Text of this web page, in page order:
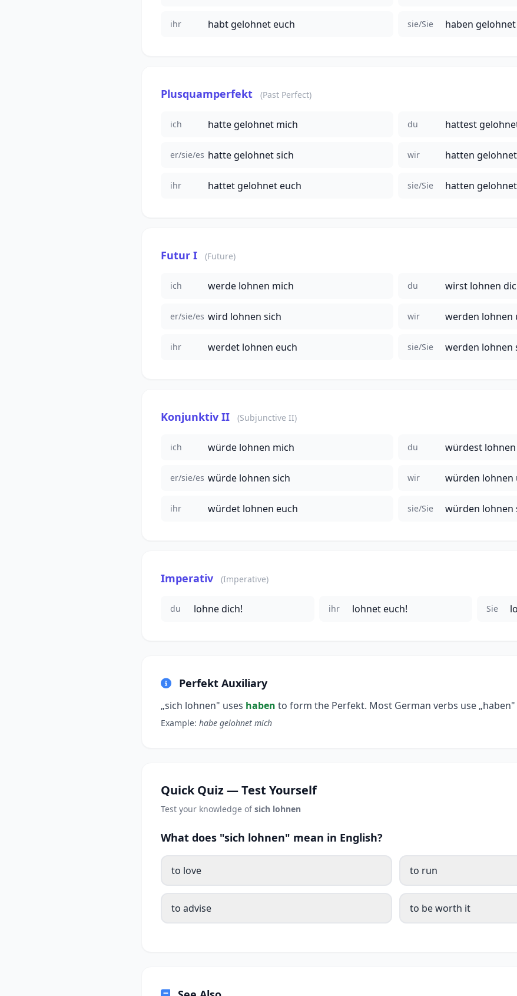
ihr habt gelohnet euch sie/Sie haben
Plusquamperfekt (Past Perfect)
ich hatte gelohnet mich du hattest
er/sie/es hatte gelohnet sich wir hatten
ihr hattet gelohnet euch sie/Sie hatten
Futur I (Future)
ich werde lohnen mich du wirst lohnen
er/sie/es wird lohnen sich wir werden lohnen
ihr werdet lohnen euch sie/Sie werden lohnen
Konjunktiv II (Subjunctive II)
ich würde lohnen mich du würdest
er/sie/es würde lohnen sich wir würden lohnen
ihr würdet lohnen euch sie/Sie würden lohnen
Imperativ (Imperative)
du lohne dich! ihr lohnet euch! Sie
Perfekt Auxiliary
„sich lohnen" uses haben to form the Perfekt. Most German verbs use
Example: habe gelohnet mich
Quick Quiz — Test Yourself
Test your knowledge ofsich lohnen
What does "sich lohnen" mean in English?
to love to run
to advise to be worth it